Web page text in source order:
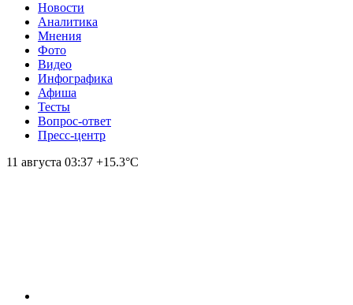
Новости
Аналитика
Мнения
Фото
Видео
Инфографика
Афиша
Тесты
Вопрос-ответ
Пресс-центр
11 августа 03:37 +15.3°С